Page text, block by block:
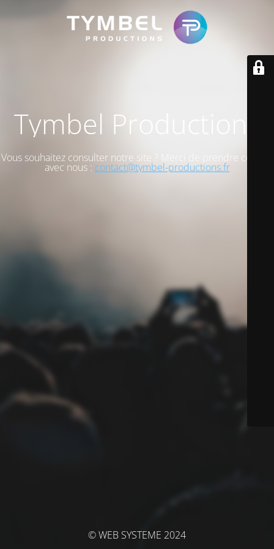
Tymbel Productions
Vous souhaitez consulter notre site ? Merci de prendre contact
avec nous : contact@tymbel-productions.fr
© WEB SYSTEME 2024